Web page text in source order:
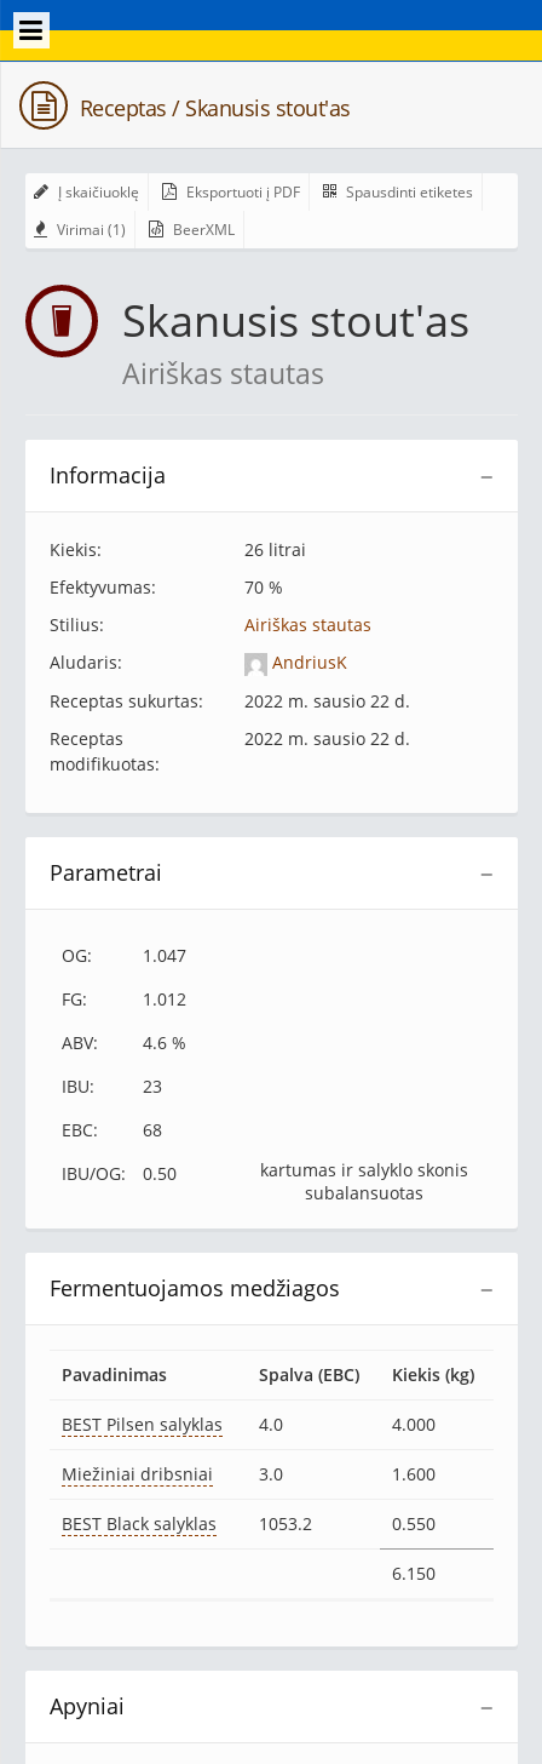
Receptas / Skanusis stout'as
Į skaičiuoklę Eksportuoti į PDF
Spausdinti etiketes
Virimai (1)
BeerXML
Skanusis stout'as
Airiškas stautas
−
Informacija
Kiekis:
26 litrai
Efektyvumas:
70 %
Stilius:
Airiškas stautas
Aludaris:
AndriusK
Receptas sukurtas:
2022 m. sausio 22 d.
Receptas
modifikuotas:
2022 m. sausio 22 d.
−
Parametrai
OG:
1.047
FG:
1.012
ABV:
4.6 %
IBU:
23
EBC:
68
IBU/OG:
0.50
kartumas ir salyklo skonis
subalansuotas
−
Fermentuojamos medžiagos
Pavadinimas Spalva (EBC) Kiekis (kg)
BEST Pilsen salyklas 4.0 4.000
Miežiniai dribsniai 3.0 1.600
BEST Black salyklas 1053.2 0.550
6.150
−
Apyniai